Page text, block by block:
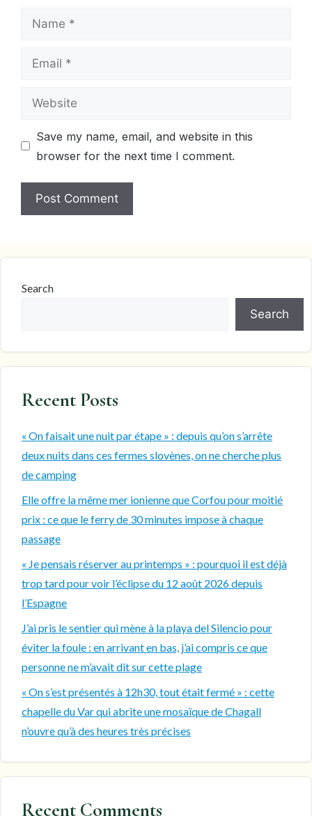
Name
Email
Website
Save my name, email, and website in this
browser for the next time I comment.
Search
Search
Recent Posts
« On faisait une nuit par étape » : depuis qu’on s’arrête
deux nuits dans ces fermes slovènes, on ne cherche plus
de camping
Elle offre la même mer ionienne que Corfou pour moitié
prix : ce que le ferry de 30 minutes impose à chaque
passage
« Je pensais réserver au printemps » : pourquoi il est déjà
trop tard pour voir l’éclipse du 12 août 2026 depuis
l’Espagne
J’ai pris le sentier qui mène à la playa del Silencio pour
éviter la foule : en arrivant en bas, j’ai compris ce que
personne ne m’avait dit sur cette plage
« On s’est présentés à 12h30, tout était fermé » : cette
chapelle du Var qui abrite une mosaïque de Chagall
n’ouvre qu’à des heures très précises
Recent Comments